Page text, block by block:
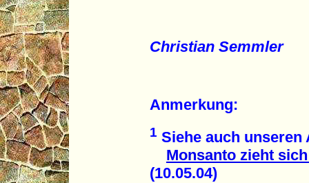
Christian Semmler
Anmerkung:
1 Siehe auch unseren
Monsanto zieht
(10.05.04)